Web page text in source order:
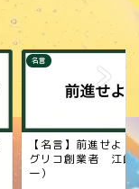
名言
【名言】前進せよ（
グリコ創業者 江崎
一）